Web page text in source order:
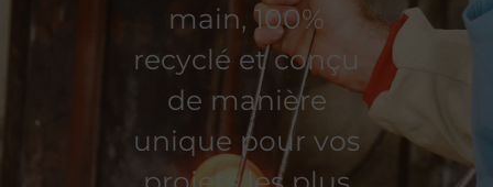
main, 100%
recyclé et conçu
de manière
unique pour vos